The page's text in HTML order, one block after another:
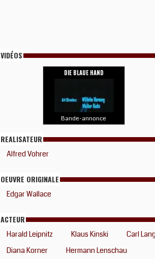
VIDÉOS
DIE BLAUE HAND
Bande-annonce
REALISATEUR
Alfred Vohrer
OEUVRE ORIGINALE
Edgar Wallace
ACTEUR
Harald Leipnitz Klaus Kinski
Carl
Diana Korner
Hermann Lenschau